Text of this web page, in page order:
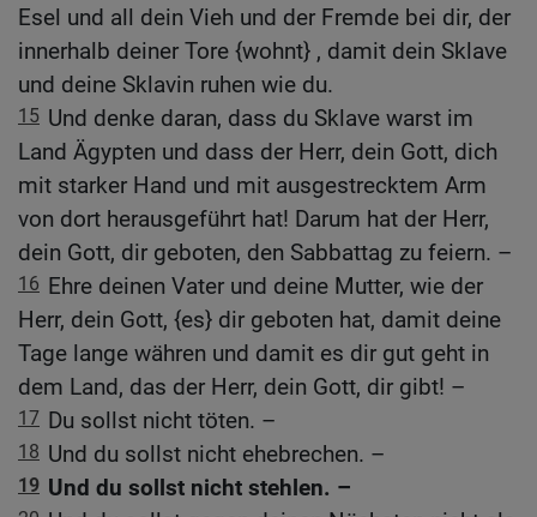
Esel und all dein Vieh und der Fremde bei dir, der
innerhalb deiner Tore {wohnt} , damit dein Sklave
und deine Sklavin ruhen wie du.
15 Und denke daran, dass du Sklave warst im
Land Ägypten und dass der Herr, dein Gott, dich
mit starker Hand und mit ausgestrecktem Arm
von dort herausgeführt hat! Darum hat der Herr,
dein Gott, dir geboten, den Sabbattag zu feiern. –
16 Ehre deinen Vater und deine Mutter, wie der
Herr, dein Gott, {es} dir geboten hat, damit deine
Tage lange währen und damit es dir gut geht in
dem Land, das der Herr, dein Gott, dir gibt! –
17 Du sollst nicht töten. –
18 Und du sollst nicht ehebrechen. –
19 Und du sollst nicht stehlen. –